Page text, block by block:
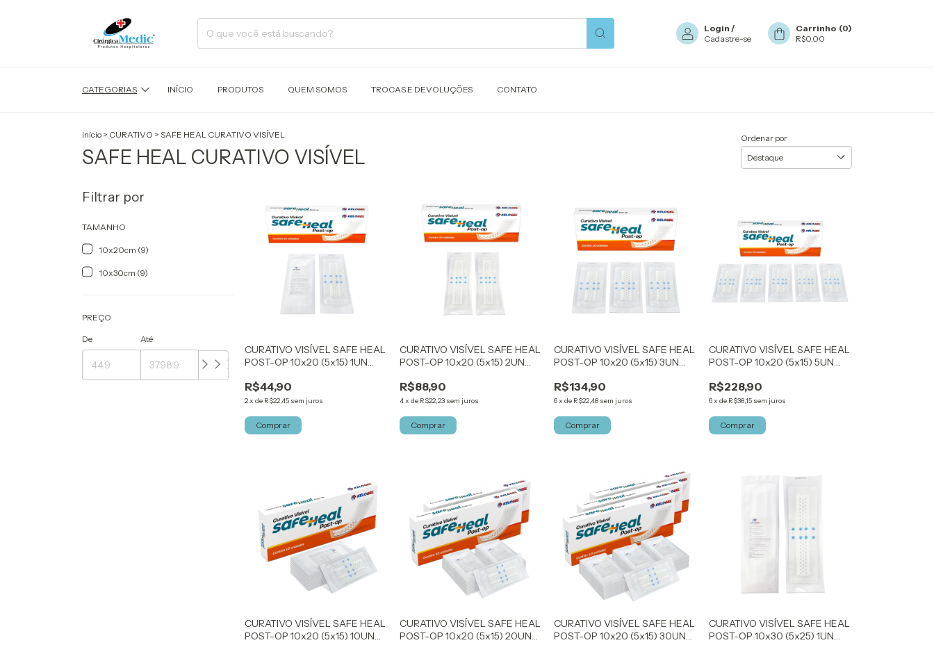
Login /
Cadastre-se
Carrinho (0)
R$0,00
CATEGORIAS INÍCIO PRODUTOS QUEM SOMOS TROCAS E DEVOLUÇÕES CONTATO
Início > CURATIVO > SAFE HEAL CURATIVO VISÍVEL
SAFE HEAL CURATIVO VISÍVEL
Ordenar por
Filtrar por
TAMANHO
10x20cm (9)
10x30cm (9)
PREÇO
De Até
CURATIVO VISÍVEL SAFE HEAL
POST-OP 10x20 (5x15) 1UN
R$44,90
2xde R$22,45 sem juros
Comprar
CURATIVO VISÍVEL SAFE HEAL
POST-OP 10x20 (5x15) 2UN
R$88,90
4x de R$22,23 sem juros
Comprar
CURATIVO VISÍVEL SAFE HEAL
POST-OP 10x20 (5x15) 3UN
R$134,90
6xde R$22,48 sem juros
Comprar
CURATIVO VISÍVEL SAFE HEAL
POST-OP 10x20 (5x15) 5UN
R$228,90
6x de R$38,15 sem juros
Comprar
CURATIVO VISÍVEL SAFE HEAL
POST-OP 10x20 (5x15) 10UN
CURATIVO VISÍVEL SAFE HEAL
POST-OP 10x20 (5x15) 20UN
CURATIVO VISÍVEL SAFE HEAL
POST-OP 10x20 (5x15) 30UN
CURATIVO VISÍVEL SAFE HEAL
POST-OP 10x30 (5x25) 1UN